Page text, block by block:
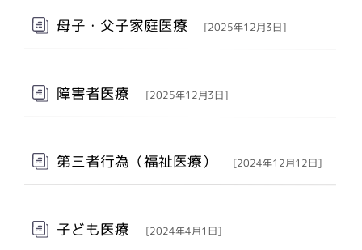
母子・父子家庭医療 [2025年12月3日]
障害者医療 [2025年12月3日]
第三者行為（福祉医療） [2024年12月12日]
子ども医療 [2024年4月1日]